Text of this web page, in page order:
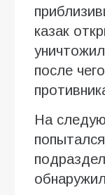
казак
после
На